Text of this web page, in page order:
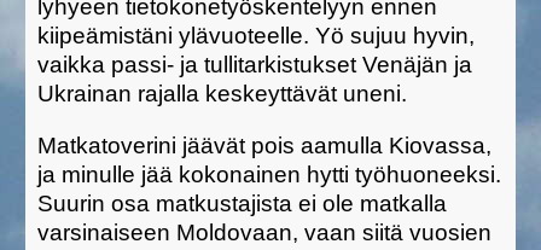
lyhyeen tietokonetyöskentelyyn ennen
kiipeämistäni ylävuoteelle. Yö sujuu hyvin,
vaikka passi- ja tullitarkistukset Venäjän ja
Ukrainan rajalla keskeyttävät uneni.
Matkatoverini jäävät pois aamulla Kiovassa,
ja minulle jää kokonainen hytti työhuoneeksi.
Suurin osa matkustajista ei ole matkalla
varsinaiseen Moldovaan, vaan siitä vuosien